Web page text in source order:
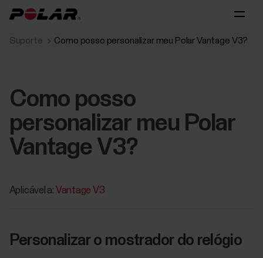
Suporte Como posso personalizar meu Polar Vantage V3?
Como posso
personalizar meu Polar
Vantage V3?
Aplicável a: Vantage V3
Personalizar o mostrador do relógio